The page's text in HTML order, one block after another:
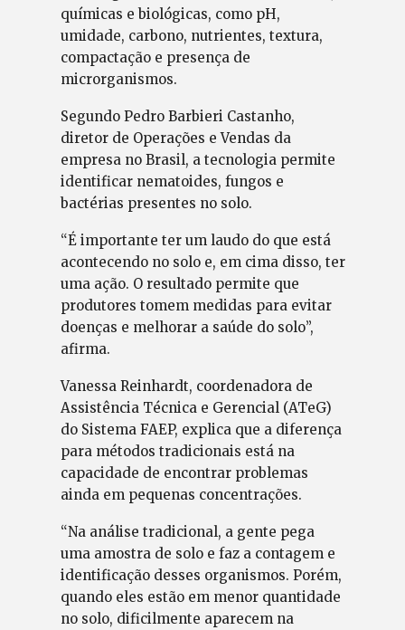
químicas e biológicas, como pH,
umidade, carbono, nutrientes, textura,
compactação e presença de
microrganismos.
Segundo Pedro Barbieri Castanho,
diretor de Operações e Vendas da
empresa no Brasil, a tecnologia permite
identificar nematoides, fungos e
bactérias presentes no solo.
“É importante ter um laudo do que está
acontecendo no solo e, em cima disso, ter
uma ação. O resultado permite que
produtores tomem medidas para evitar
doenças e melhorar a saúde do solo”,
afirma.
Vanessa Reinhardt, coordenadora de
Assistência Técnica e Gerencial (ATeG)
do Sistema FAEP, explica que a diferença
para métodos tradicionais está na
capacidade de encontrar problemas
ainda em pequenas concentrações.
“Na análise tradicional, a gente pega
uma amostra de solo e faz a contagem e
identificação desses organismos. Porém,
quando eles estão em menor quantidade
no solo, dificilmente aparecem na